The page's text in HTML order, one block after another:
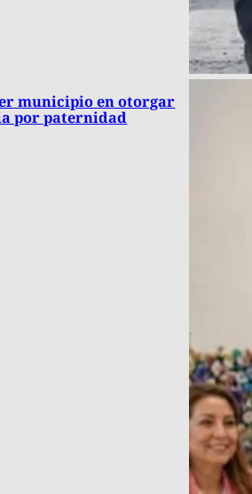
municipio en otorgar
por paternidad